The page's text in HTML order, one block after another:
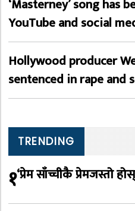
‘Masterney’ song has
YouTube and social
Hollywood producer
sentenced in rape and
TRENDING
१‘प्रेम साँच्चीकै प्रेमजस्तो